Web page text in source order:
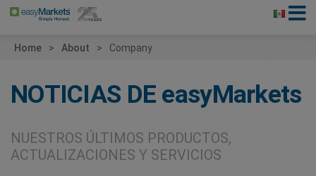
Home About Company
NOTICIAS DE easyMarkets
NUESTROS ÚLTIMOS PRODUCTOS,
ACTUALIZACIONES Y SERVICIOS